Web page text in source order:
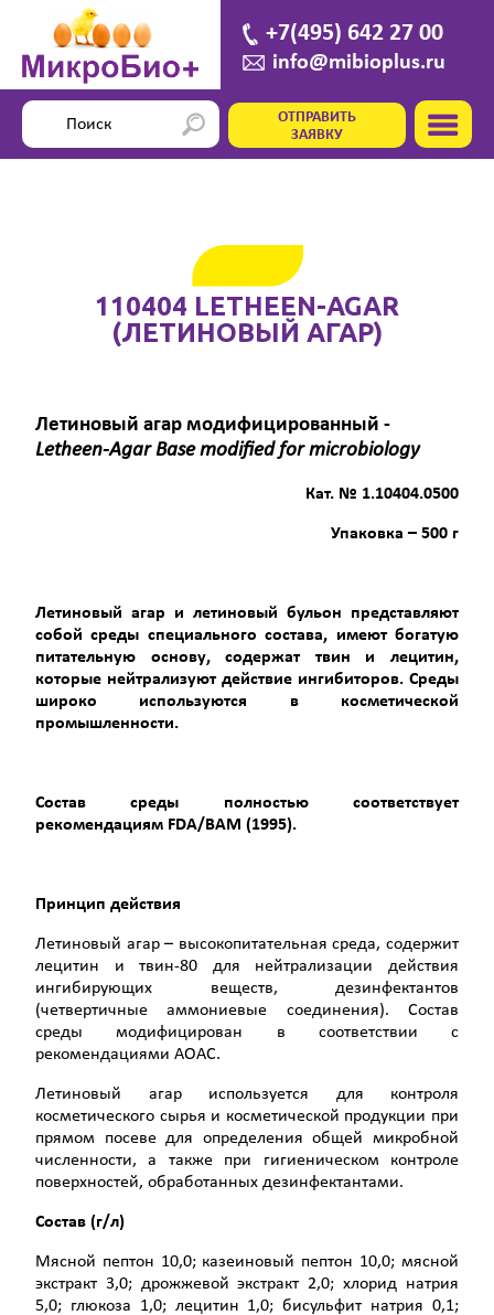
+7(495) 642 27 00
info@mibioplus.ru
ОТПРАВИТЬ
ЗАЯВКУ
110404 LETHEEN-AGAR
(ЛЕТИНОВЫЙ АГАР)
Летиновый агар модифицированный -
Letheen-Agar Base modified for microbiology
Кат. № 1.10404.0500
Упаковка – 500 г
Летиновый агар и летиновый бульон представляют
собой среды специального состава, имеют богатую
питательную основу, содержат твин и лецитин,
которые нейтрализуют действие ингибиторов. Среды
широко используются в косметической
промышленности.
Состав среды полностью соответствует
рекомендациям FDA/BAM (1995).
Принцип действия
Летиновый агар – высокопитательная среда, содержит
лецитин и твин-80 для нейтрализации действия
ингибирующих веществ, дезинфектантов
(четвертичные аммониевые соединения). Состав
среды модифицирован в соответствии с
рекомендациями АОАС.
Летиновый агар используется для контроля
косметического сырья и косметической продукции при
прямом посеве для определения общей микробной
численности, а также при гигиеническом контроле
поверхностей, обработанных дезинфектантами.
Состав (г/л)
Мясной пептон 10,0; казеиновый пептон 10,0; мясной
экстракт 3,0; дрожжевой экстракт 2,0; хлорид натрия
5,0; глюкоза 1,0; лецитин 1,0; бисульфит натрия 0,1;